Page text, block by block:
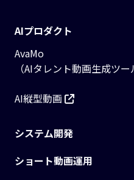
AIプロダクト
AvaMo
（AIタレント動画生成ツー
AI縦型動画
システム開発
ショート動画運用